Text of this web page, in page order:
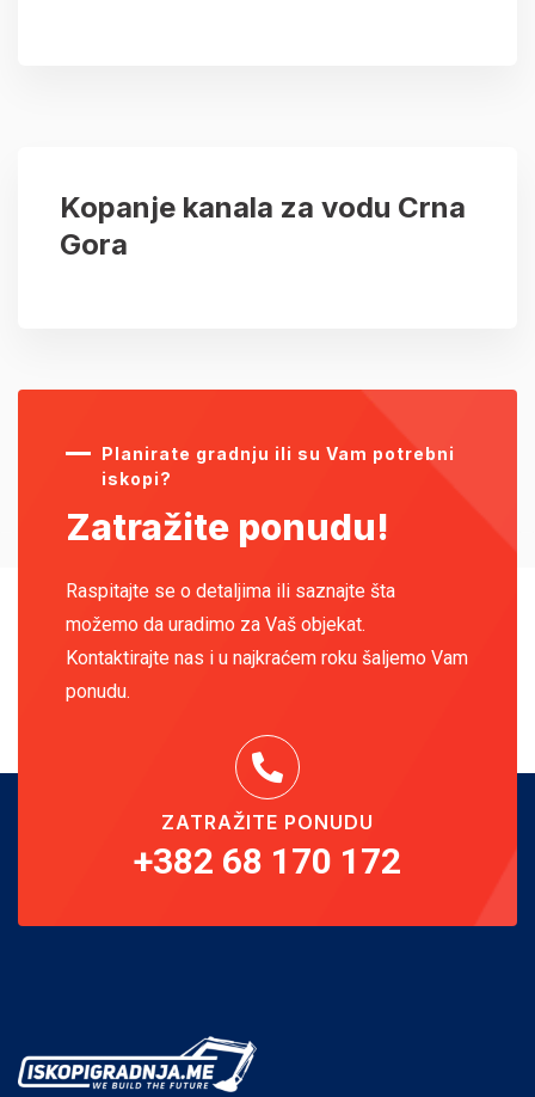
Kopanje kanala za vodu Crna
Gora
Planirate gradnju ili su Vam potrebni
iskopi?
Zatražite ponudu!
Raspitajte se o detaljima ili saznajte šta
možemo da uradimo za Vaš objekat.
Kontaktirajte nas i u najkraćem roku šaljemo Vam
ponudu.
ZATRAŽITE PONUDU
+382 68 170 172